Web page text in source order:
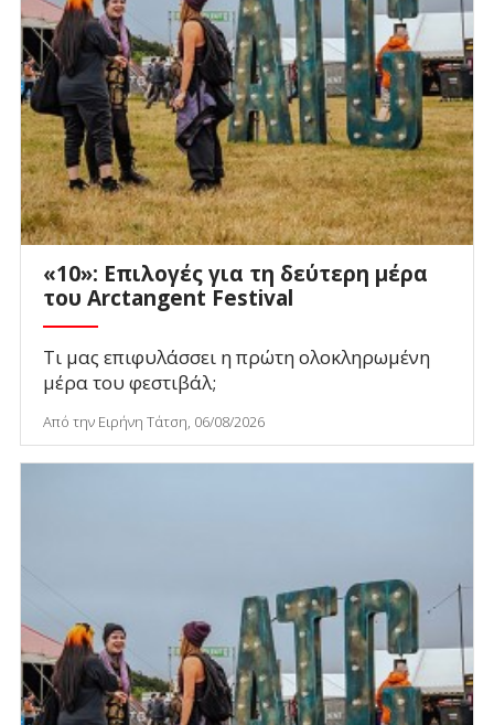
«10»: Επιλογές για τη δεύτερη μέρα
του Arctangent Festival
Τι μας επιφυλάσσει η πρώτη ολοκληρωμένη
μέρα του φεστιβάλ;
Από την Ειρήνη Τάτση, 06/08/2026